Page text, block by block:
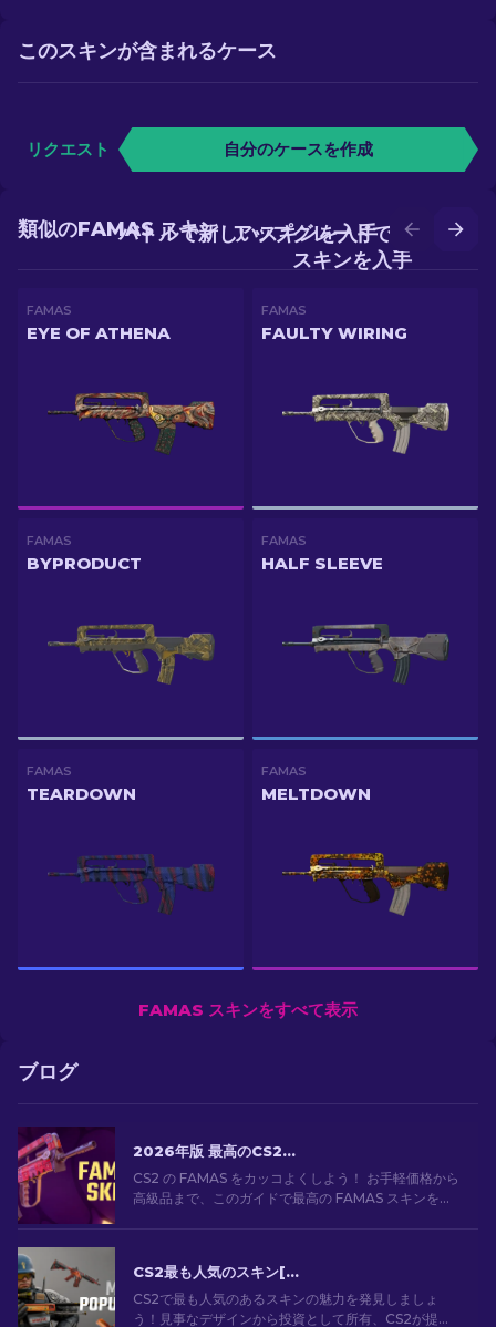
このスキンが含まれるケース
リクエスト 自分のケースを作成
アップグレードでより良い
スキンを入手
バトルで新しいスキンを入手
類似のFAMAS スキン
FAMAS
EYE OF ATHENA
FAMAS
FAULTY WIRING
FAMAS
BYPRODUCT
FAMAS
HALF SLEEVE
FAMAS
TEARDOWN
FAMAS
MELTDOWN
FAMAS スキンをすべて表示
ブログ
2026年版 最高のCS2 FAMASスキン：安価なものから最も高価なものまで
CS2 の FAMAS をカッコよくしよう！ お手軽価格から
高級品まで、このガイドで最高の FAMAS スキンを見
CS2最も人気のスキン[2026]
CS2で最も人気のあるスキンの魅力を発見しましょ
う！見事なデザインから投資として所有、CS2が提供